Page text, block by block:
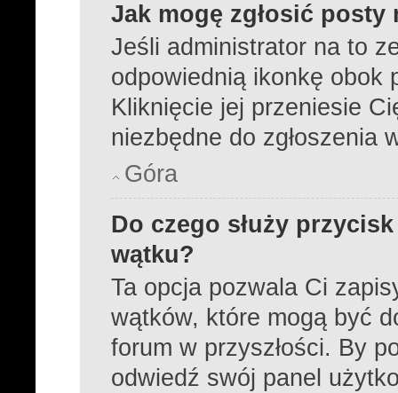
Jak mogę zgłosić
Jeśli administrator na to
odpowiednią ikonkę obok
Kliknięcie jej przeniesie
niezbędne do zgłoszenia
Góra
Do czego służy
wątku?
Ta opcja pozwala Ci
wątków, które mogą być
forum w przyszłości. By
odwiedź swój panel